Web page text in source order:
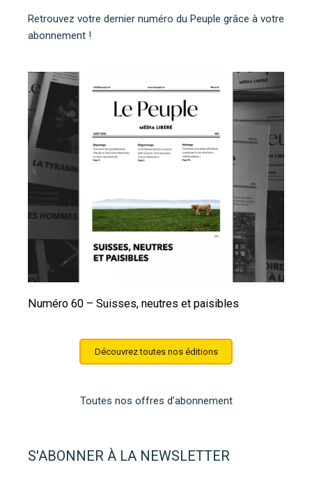
Retrouvez votre dernier numéro du Peuple grâce à votre
abonnement !
Numéro 60 – Suisses, neutres et paisibles
Découvrez toutes nos éditions
Toutes nos offres d’abonnement
S'ABONNER À LA NEWSLETTER